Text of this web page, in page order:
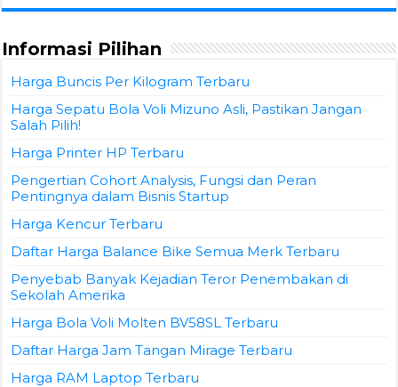
Informasi Pilihan
Harga Buncis Per Kilogram Terbaru
Harga Sepatu Bola Voli Mizuno Asli, Pastikan Jangan
Salah Pilih!
Harga Printer HP Terbaru
Pengertian Cohort Analysis, Fungsi dan Peran
Pentingnya dalam Bisnis Startup
Harga Kencur Terbaru
Daftar Harga Balance Bike Semua Merk Terbaru
Penyebab Banyak Kejadian Teror Penembakan di
Sekolah Amerika
Harga Bola Voli Molten BV58SL Terbaru
Daftar Harga Jam Tangan Mirage Terbaru
Harga RAM Laptop Terbaru